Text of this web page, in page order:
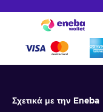
Σχετικά με την Eneba